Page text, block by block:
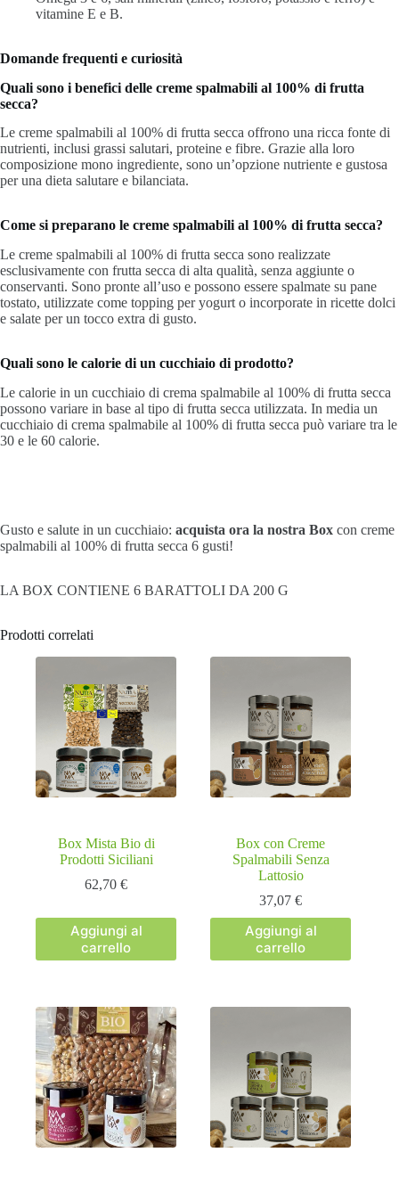
vitamine E e B.
Domande frequenti e curiosità
Quali sono i benefici delle creme spalmabili al 100% di frutta
secca?
Le creme spalmabili al 100% di frutta secca offrono una ricca fonte di
nutrienti, inclusi grassi salutari, proteine e fibre. Grazie alla loro
composizione mono ingrediente, sono un’opzione nutriente e gustosa
per una dieta salutare e bilanciata.
Come si preparano le creme spalmabili al 100% di frutta secca?
Le creme spalmabili al 100% di frutta secca sono realizzate
esclusivamente con frutta secca di alta qualità, senza aggiunte o
conservanti. Sono pronte all’uso e possono essere spalmate su pane
tostato, utilizzate come topping per yogurt o incorporate in ricette dolci
e salate per un tocco extra di gusto.
Quali sono le calorie di un cucchiaio di prodotto?
Le calorie in un cucchiaio di crema spalmabile al 100% di frutta secca
possono variare in base al tipo di frutta secca utilizzata. In media un
cucchiaio di crema spalmabile al 100% di frutta secca può variare tra le
30 e le 60 calorie.
Gusto e salute in un cucchiaio: acquista ora la nostra Box con creme
spalmabili al 100% di frutta secca 6 gusti!
LA BOX CONTIENE 6 BARATTOLI DA 200 G
Prodotti correlati
Box Mista Bio di
Prodotti Siciliani
62,70€
Aggiungi al
carrello
Box con Creme
Spalmabili Senza
Lattosio
37,07€
Aggiungi al
carrello